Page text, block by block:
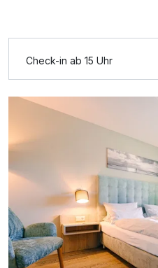
Ausstattung
Zusatznächte
Check-in ab 15 Uhr